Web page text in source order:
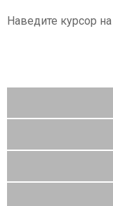
Наведите курсор